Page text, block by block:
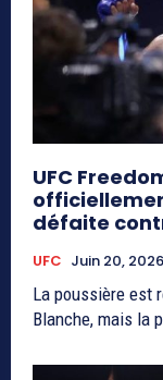
UFC
défaite
UFC Juin 20, 2026
La poussière est
Blanche, mais la